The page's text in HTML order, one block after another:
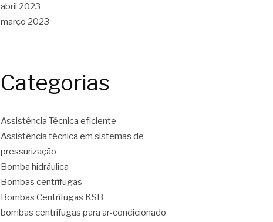
abril 2023
março 2023
Categorias
Assistência Técnica eficiente
Assistência técnica em sistemas de
pressurização
Bomba hidráulica
Bombas centrífugas
Bombas Centrífugas KSB
bombas centrífugas para ar-condicionado